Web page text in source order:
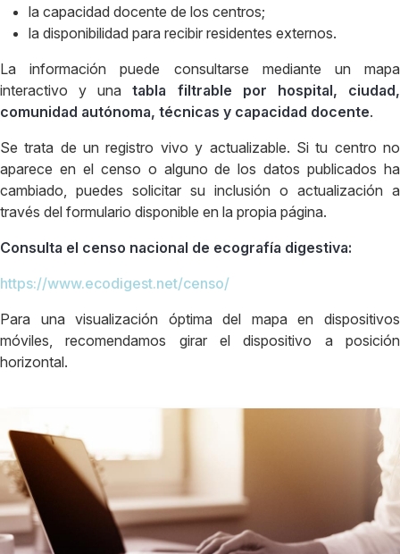
la capacidad docente de los centros;
la disponibilidad para recibir residentes externos.
La información puede consultarse mediante un mapa
interactivo y unatabla filtrable por hospital, ciudad,
comunidad autónoma, técnicas y capacidad docente.
Se trata de un registro vivo y actualizable. Si tu centro no
aparece en el censo o alguno de los datos publicados ha
cambiado, puedes solicitar su inclusión o actualización a
través del formulario disponible en la propia página.
Consulta el censo nacional de ecografía digestiva:
https://www.ecodigest.net/censo/
Para una visualización óptima del mapa en dispositivos
móviles, recomendamos girar el dispositivo a posición
horizontal.